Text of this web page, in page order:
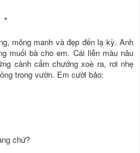
*
mỏng manh và đẹp đến lạ kỳ. Anh
muối bà cho em. Cái liễn màu nâu
cành cẩm chướng xoè ra, rơi nhẹ
trong vườn. Em cười bảo:
chứ?